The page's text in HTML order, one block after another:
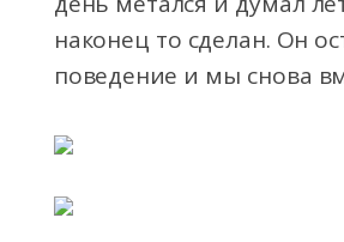
наконец то сделан. Он
поведение и мы снова